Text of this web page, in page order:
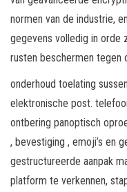
normen van de industrie,
gegevens volledig in orde
rusten beschermen tegen
onderhoud toelating
elektronische post.
ontbering panoptisch
, bevestiging , emoji’s en
gestructureerde aanpak
platform te verkennen,